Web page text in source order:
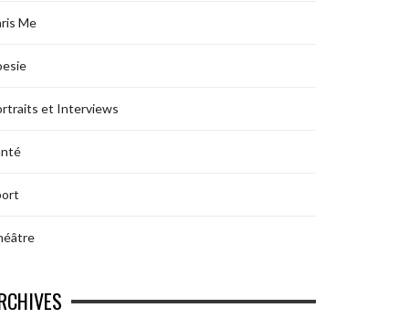
Me
et Interviews